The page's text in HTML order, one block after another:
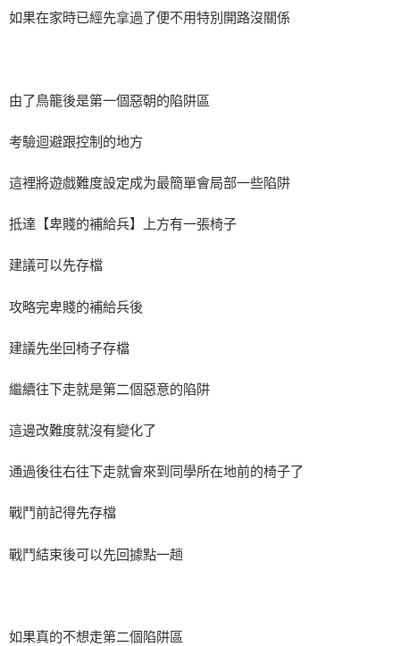
如果在家時已經先拿過了便不用特別開路沒關係
由了鳥籠後是第一個惡朝的陷阱區
考驗迴避跟控制的地方
這裡將遊戲難度設定成为最簡單會局部一些陷阱
抵達【卑賤的補給兵】上方有一張椅子
建議可以先存檔
攻略完卑賤的補給兵後
建議先坐回椅子存檔
繼續往下走就是第二個惡意的陷阱
這邊改難度就沒有變化了
通過後往右往下走就會來到同學所在地前的椅子了
戰鬥前記得先存檔
戰鬥結束後可以先回據點一趟
如果真的不想走第二個陷阱區